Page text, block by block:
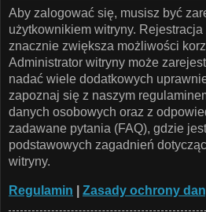
Aby zalogować się, musisz być
użytkownikiem witryny.
znacznie zwiększa możliwości
Administrator witryny może
nadać wiele dodatkowych
zapoznaj się z naszym
danych osobowych oraz z
zadawane pytania (FAQ), gdzie
podstawowych zagadnień
witryny.
Regulamin Zasady ochrony